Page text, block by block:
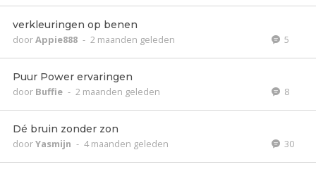
verkleuringen op benen
doorAppie888 - 2 maanden geleden 5
Puur Power ervaringen
door Buffie - 2 maanden geleden 8
Dé bruin zonder zon
doorYasmijn - 4 maanden geleden 30